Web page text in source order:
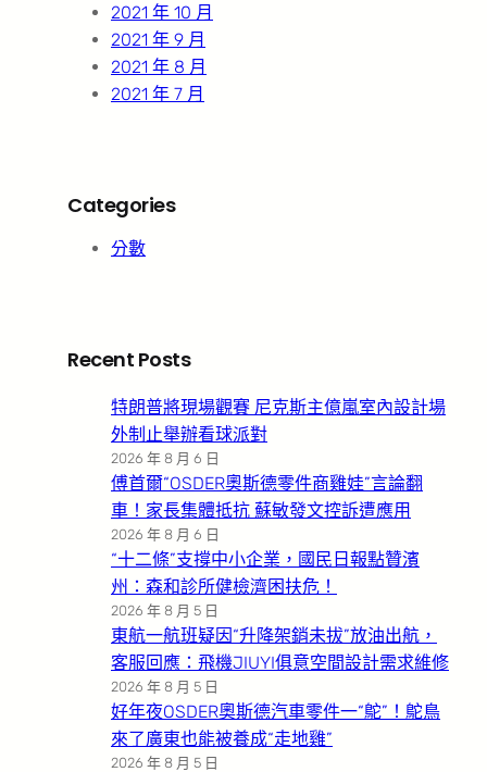
2021 年 10 月
2021 年 9 月
2021 年 8 月
2021 年 7 月
Categories
分數
Recent Posts
特朗普將現場觀賽 尼克斯主億嵐室內設計場
外制止舉辦看球派對
2026 年 8 月 6 日
傅首爾“OSDER奧斯德零件商雞娃”言論翻
車！家長集體抵抗 蘇敏發文控訴遭應用
2026 年 8 月 6 日
“十二條”支撐中小企業，國民日報點贊濱
州：森和診所健檢濟困扶危！
2026 年 8 月 5 日
東航一航班疑因“升降架銷未拔”放油出航，
客服回應：飛機JIUYI俱意空間設計需求維修
2026 年 8 月 5 日
好年夜OSDER奧斯德汽車零件一“鴕”！鴕鳥
來了廣東也能被養成“走地雞”
2026 年 8 月 5 日